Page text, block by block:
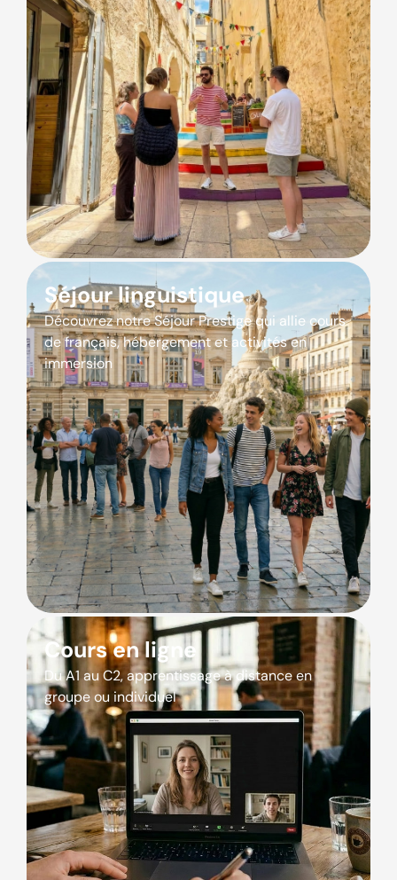
Séjour linguistique
Découvrez notre Séjour Prestige qui allie cours
de français, hébergement et activités en
immersion
Cours en ligne
Du A1 au C2, apprentissage à distance en
groupe ou individuel